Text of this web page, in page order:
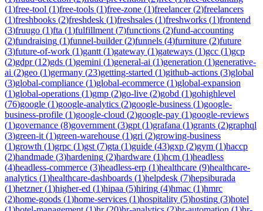
(1)free-tool (1)free-tools (1)free-zone (1)freelancer(2)freelancers
(1)freshbooks (2)freshdesk (1)freshsales (1)freshworks (1)frontend
(3)fruugo (1)fta (1)fulfillment (7)functions (2)fund-accounting
(2)fundraising (1)funnel-builder(2)funnels (4)furniture (2)future
(3)future-of-work (1)gantt (1)gateway (1)gateways (1)gcc (1)gcp
(2)gdpr(12)gds (1)gemini (1)general-ai (1)generation (1)generative-
ai (2)geo (1)germany (23)getting-started (1)github-actions (3)global
(3)global-compliance (1)global-ecommerce (1)global-expansion
(1)global-operations (1)gmp (2)go-live (2)gobd (1)gohighlevel
(76)google (1)google-analytics (2)google-business (1)google-
business-profile (1)google-cloud (2)google-pay (1)google-reviews
(1)governance (8)government (3)gpt (1)grafana (1)grants (2)graphql
(3)green-it (1)green-warehouse (1)gri (2)growing-business
(1)growth (1)grpc (1)gst (7)gta (1)guide (43)gxp (2)gym (1)haccp
(2)handmade (3)hardening (2)hardware (1)hcm (1)headless
(4)headless-commerce (3)headless-erp (1)healthcare (9)healthcare-
analytics (1)healthcare-dashboards (1)helpdesk (7)hepsiburada
(1)hetzner(1)higher-ed (1)hipaa (5)hiring (4)hmac (1)hmrc
(2)home-goods (1)home-services (1)hospitality (5)hosting (3)hotel